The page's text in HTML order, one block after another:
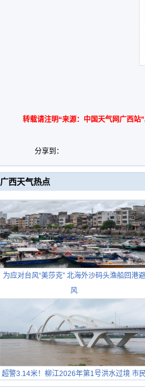
转载请注明“来源：中国天气网广西站”
分享到：
广西天气热点
为应对台风“美莎克” 北海外沙码头渔船回港避
风
超警3.14米！柳江2026年第1号洪水过境 市民
在堤岸见证汛况